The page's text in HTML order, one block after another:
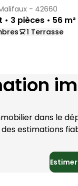
- 42660
3 pièces • 56 m²
1 Terrasse
dans le
estimations